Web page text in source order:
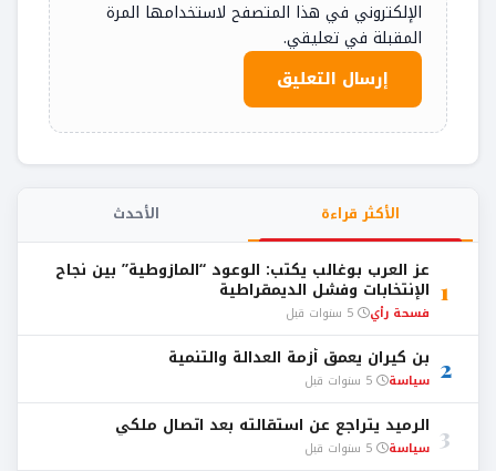
الإلكتروني في هذا المتصفح لاستخدامها المرة
المقبلة في تعليقي.
الأكثر قراءة الأحدث
1
عز العرب بوغالب يكتب: الوعود “المازوطية” بين نجاح
الإنتخابات وفشل الديمقراطية
فسحة رأي
2 بن كيران يعمق أزمة العدالة والتنمية
سياسة
3 الرميد يتراجع عن استقالته بعد اتصال ملكي
سياسة